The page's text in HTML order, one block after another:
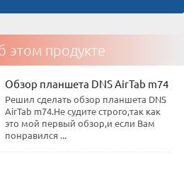
этом продукте
Обзор планшета DNS AirTab m74
Решил сделать обзор планшета DNS
AirTab m74.Не судите строго,так как
это мой первый обзор,и если Вам
понравился ...